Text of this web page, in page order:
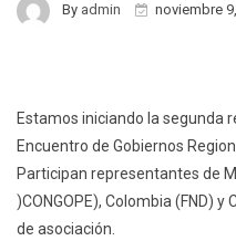
By admin noviembre
Estamos iniciando la segunda
Encuentro de Gobiernos
Participan representantes de
)CONGOPE), Colombia (FND)
de asociación.